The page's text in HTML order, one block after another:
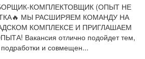
КОМПЛЕКТОВЩИК (ОПЫТ НЕ
МЫ РАСШИРЯЕМ КОМАНДУ НА
КОМПЛЕКСЕ И ПРИГЛАШАЕМ
Вакансия отлично подойдет тем,
и совмещен...